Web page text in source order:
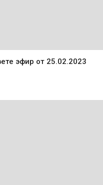
эфир от 25.02.2023